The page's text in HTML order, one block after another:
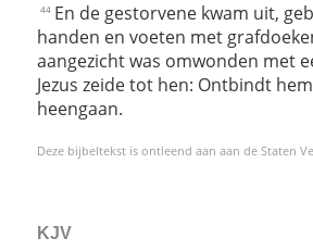
44 En de gestorvene kwam uit,
handen en voeten met
aangezicht was omwonden met
Jezus zeide tot hen: Ontbindt
heengaan.
Deze bijbeltekst is ontleend aan aan de Staten
KJV